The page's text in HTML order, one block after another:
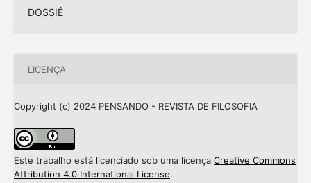
DOSSIÊ
LICENÇA
Copyright (c) 2024 PENSANDO - REVISTA DE FILOSOFIA
Este trabalho está licenciado sob uma licença Creative Commons
Attribution 4.0 International License.